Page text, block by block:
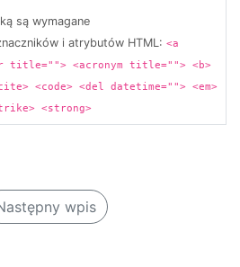
są wymagane
i atrybutów HTML: <a
title=""> <acronym title=""> <b>
<code> <del datetime=""> <em>
<strong>
wpis